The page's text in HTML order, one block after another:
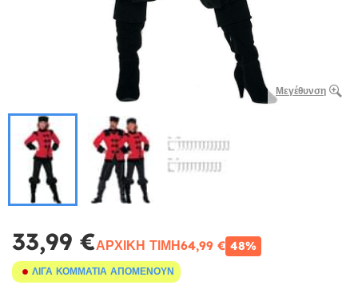
Μεγέθυνση
33,99 €ΑΡΧΙΚΉ ΤΙΜΉ64,99 € 48%
ΛΊΓΑ ΚΟΜΜΆΤΙΑ ΑΠΟΜΈΝΟΥΝ